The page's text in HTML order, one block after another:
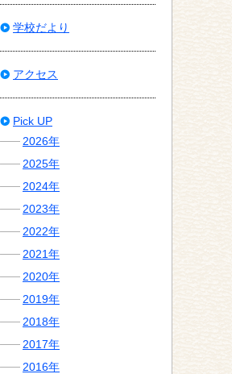
学校だより
アクセス
Pick UP
2026年
2025年
2024年
2023年
2022年
2021年
2020年
2019年
2018年
2017年
2016年